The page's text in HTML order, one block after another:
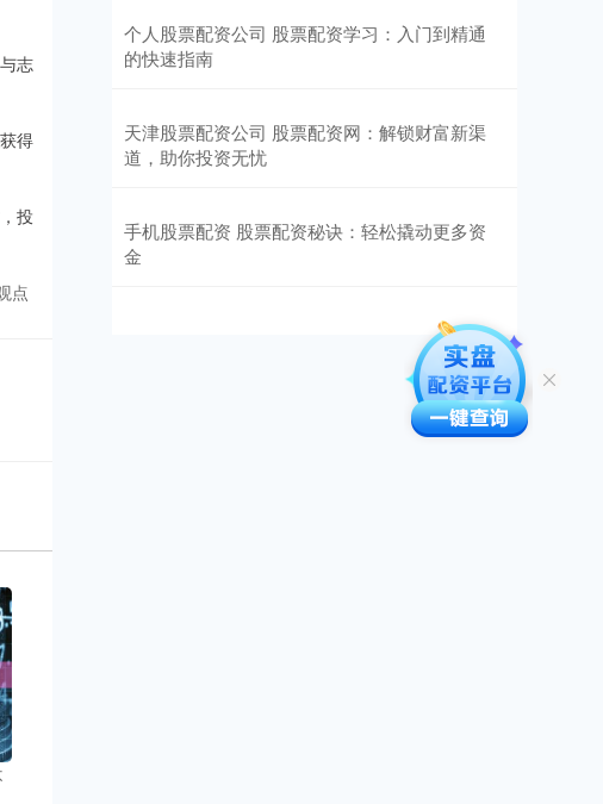
志
得
投
点
个人股票配资公司 股票配资学习：入门到精通
的快速指南
天津股票配资公司 股票配资网：解锁财富新渠
道，助你投资无忧
手机股票配资 股票配资秘诀：轻松撬动更多资
金